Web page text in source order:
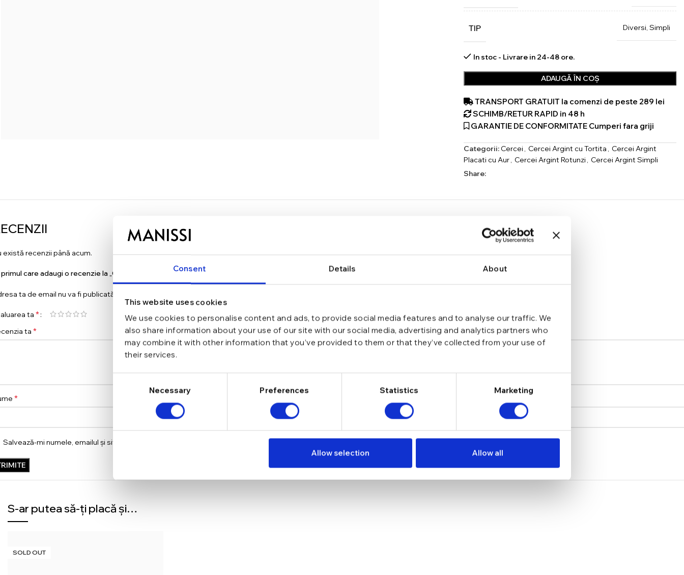
Consent Details About
This website uses cookies
We use cookies to personalise content and ads, to provide social media features and to analyse our traffic. We
also share information about your use of our site with our social media, advertising and analytics partners who
may combine it with other information that you’ve provided to them or that they’ve collected from your use of
their services.
Necessary Preferences Statistics Marketing
Allow selection Allow all
TIP Diversi, Simpli
In stoc - Livrare in 24-48 ore.
ADAUGĂ ÎN COȘ
TRANSPORT GRATUIT la comenzi de peste 289 lei
SCHIMB/RETUR RAPID in 48 h
GARANTIE DE CONFORMITATE Cumperi fara griji
Categorii:Cercei , Cercei Argint cu Tortita , Cercei Argint
Placati cu Aur, Cercei Argint Rotunzi , Cercei Argint Simpli
Share:
există recenzii până acum.
primul care adaugi o recenzie la „Cercei din argint Manissi Margot Big”
ta de email nu va fi publicată.
ta *
ta *
*
Salvează-mi numele, emailul și site-ul web în acest navigator pentru data viitoare când o să comentez.
S-ar putea să-ți placă și…
SOLD OUT